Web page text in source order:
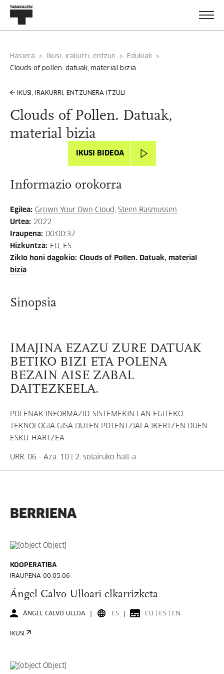
Hasiera Ikusi, irakurri, entzun
Edukiak
clouds of pollen. datuak, material bizia
IKUSI, IRAKURRI, ENTZUNERA ITZULI
Clouds of Pollen. Datuak,
material bizia
IKUSI BIDEOA
Informazio orokorra
Egilea: Grown Your Own Cloud , Steen Rasmussen
Urtea: 2022
Iraupena: 00:00:37
Hizkuntza: EU, ES
Ziklo honi dagokio: Clouds of Pollen. Datuak, material
bizia
Sinopsia
IMAJINA EZAZU ZURE DATUAK
BETIKO BIZI ETA POLENA
BEZAIN AISE ZABAL
DAITEZKEELA.
POLENAK INFORMAZIO-SISTEMEKIN LAN EGITEKO
TEKNOLOGIA GISA DUTEN POTENTZIALA IKERTZEN DUEN
ESKU-HARTZEA.
URR. 06 - Aza. 10 | 2. solairuko hall-a
BERRIENA
KOOPERATIBA
IRAUPENA 00:05:06
Ángel Calvo Ulloari elkarrizketa
ÁNGEL CALVO ULLOA ES EU | ES | EN
IKUSI